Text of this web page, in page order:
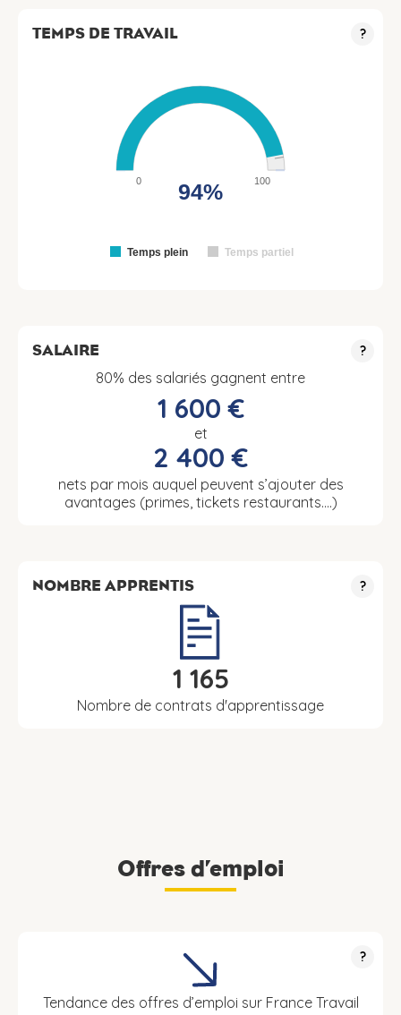
TEMPS DE TRAVAIL ?
Temps plein Temps partiel
0 100
94%
SALAIRE ?
80% des salariés gagnent entre
1 600 €
et
2 400 €
nets par mois auquel peuvent s’ajouter des
avantages (primes, tickets restaurants….)
NOMBRE APPRENTIS ?
1 165
Nombre de contrats d'apprentissage
Offres d’emploi
?
Tendance des offres d’emploi sur France Travail